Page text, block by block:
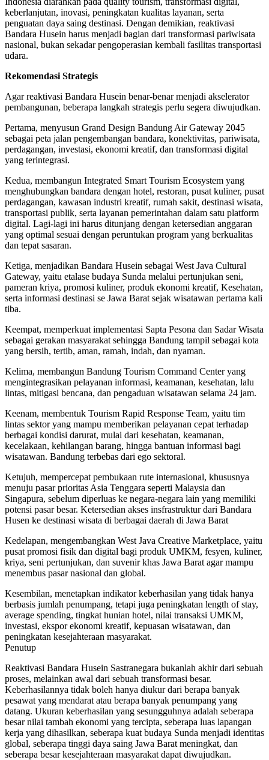
keberlanjutan, inovasi, peningkatan kualitas layanan, serta
penguatan daya saing destinasi. Dengan demikian, reaktivasi
Bandara Husein harus menjadi bagian dari transformasi pariwisata
nasional, bukan sekadar pengoperasian kembali fasilitas transportasi
udara.
Rekomendasi Strategis
Agar reaktivasi Bandara Husein benar-benar menjadi akselerator
pembangunan, beberapa langkah strategis perlu segera diwujudkan.
Pertama, menyusun Grand Design Bandung Air Gateway 2045
sebagai peta jalan pengembangan bandara, konektivitas, pariwisata,
perdagangan, investasi, ekonomi kreatif, dan transformasi digital
yang terintegrasi.
Kedua, membangun Integrated Smart Tourism Ecosystem yang
menghubungkan bandara dengan hotel, restoran, pusat kuliner, pusat
perdagangan, kawasan industri kreatif, rumah sakit, destinasi wisata,
transportasi publik, serta layanan pemerintahan dalam satu platform
digital. Lagi-lagi ini harus ditunjang dengan ketersedian anggaran
yang optimal sesuai dengan peruntukan program yang berkualitas
dan tepat sasaran.
Ketiga, menjadikan Bandara Husein sebagai West Java Cultural
Gateway, yaitu etalase budaya Sunda melalui pertunjukan seni,
pameran kriya, promosi kuliner, produk ekonomi kreatif, Kesehatan,
serta informasi destinasi se Jawa Barat sejak wisatawan pertama kali
tiba.
Keempat, memperkuat implementasi Sapta Pesona dan Sadar Wisata
sebagai gerakan masyarakat sehingga Bandung tampil sebagai kota
yang bersih, tertib, aman, ramah, indah, dan nyaman.
Kelima, membangun Bandung Tourism Command Center yang
mengintegrasikan pelayanan informasi, keamanan, kesehatan, lalu
lintas, mitigasi bencana, dan pengaduan wisatawan selama 24 jam.
Keenam, membentuk Tourism Rapid Response Team, yaitu tim
lintas sektor yang mampu memberikan pelayanan cepat terhadap
berbagai kondisi darurat, mulai dari kesehatan, keamanan,
kecelakaan, kehilangan barang, hingga bantuan informasi bagi
wisatawan. Bandung terbebas dari ego sektoral.
Ketujuh, mempercepat pembukaan rute internasional, khususnya
menuju pasar prioritas Asia Tenggara seperti Malaysia dan
Singapura, sebelum diperluas ke negara-negara lain yang memiliki
potensi pasar besar. Ketersedian akses insfrastruktur dari Bandara
Husen ke destinasi wisata di berbagai daerah di Jawa Barat
Kedelapan, mengembangkan West Java Creative Marketplace, yaitu
pusat promosi fisik dan digital bagi produk UMKM, fesyen, kuliner,
kriya, seni pertunjukan, dan suvenir khas Jawa Barat agar mampu
menembus pasar nasional dan global.
Kesembilan, menetapkan indikator keberhasilan yang tidak hanya
berbasis jumlah penumpang, tetapi juga peningkatan length of stay,
average spending, tingkat hunian hotel, nilai transaksi UMKM,
investasi, ekspor ekonomi kreatif, kepuasan wisatawan, dan
peningkatan kesejahteraan masyarakat.
Penutup
Reaktivasi Bandara Husein Sastranegara bukanlah akhir dari sebuah
proses, melainkan awal dari sebuah transformasi besar.
Keberhasilannya tidak boleh hanya diukur dari berapa banyak
pesawat yang mendarat atau berapa banyak penumpang yang
datang. Ukuran keberhasilan yang sesungguhnya adalah seberapa
besar nilai tambah ekonomi yang tercipta, seberapa luas lapangan
kerja yang dihasilkan, seberapa kuat budaya Sunda menjadi identitas
global, seberapa tinggi daya saing Jawa Barat meningkat, dan
seberapa besar kesejahteraan masyarakat dapat diwujudkan.